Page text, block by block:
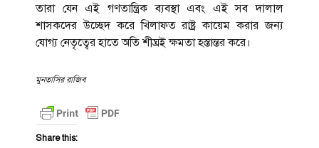
তারা যেন এই গণতান্ত্রিক ব্যবস্থা এবং এই সব দালাল
শাসকদের উচ্ছেদ করে খিলাফত রাষ্ট্র কায়েম করার জন্য
যোগ্য নেতৃত্বের হাতে অতি শীঘ্রই ক্ষমতা হস্তান্তর করে।
মুনতাসির রাজিব
Share this: